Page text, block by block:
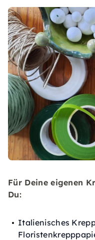
Für Deine eigenen
Du:
Italienisches